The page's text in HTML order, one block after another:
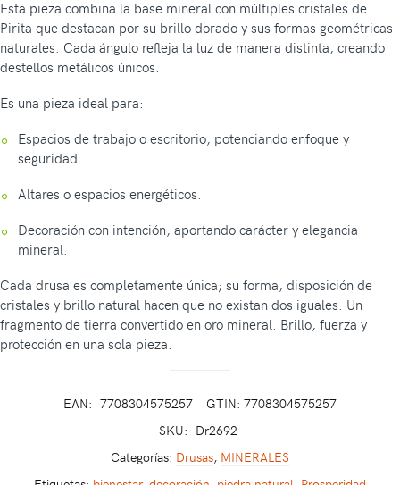
Esta pieza combina la base mineral con múltiples cristales de
Pirita que destacan por su brillo dorado y sus formas geométricas
naturales. Cada ángulo refleja la luz de manera distinta, creando
destellos metálicos únicos.
Es una pieza ideal para:
Espacios de trabajo o escritorio, potenciando enfoque y
seguridad.
Altares o espacios energéticos.
Decoración con intención, aportando carácter y elegancia
mineral.
Cada drusa es completamente única; su forma, disposición de
cristales y brillo natural hacen que no existan dos iguales. Un
fragmento de tierra convertido en oro mineral. Brillo, fuerza y
protección en una sola pieza.
EAN: 7708304575257
GTIN: 7708304575257
SKU: Dr2692
Categorías: Drusas, MINERALES